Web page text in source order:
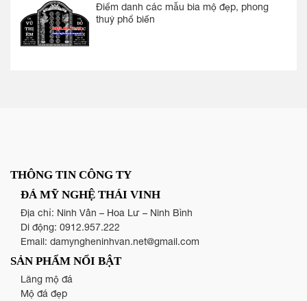
Điểm danh các mẫu bia mộ đẹp, phong
thuỷ phổ biến
THÔNG TIN CÔNG TY
ĐÁ MỸ NGHỆ THÁI VINH
Địa chỉ: Ninh Vân – Hoa Lư – Ninh Bình
Di động: 0912.957.222
Email: damyngheninhvan.net@gmail.com
SẢN PHẨM NỔI BẬT
Lăng mộ đá
Mộ đá đẹp